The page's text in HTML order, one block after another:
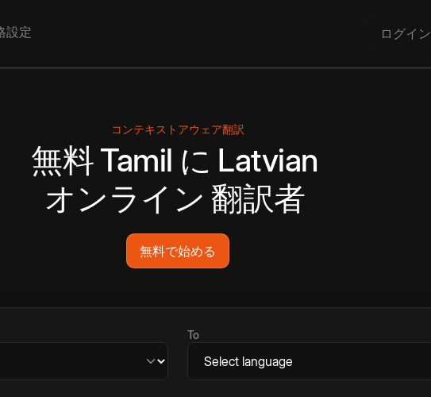
設定 ログイン
コンテキストアウェア翻訳
無料Tamil に Latvian
オンライン 翻訳者
無料で始める
To